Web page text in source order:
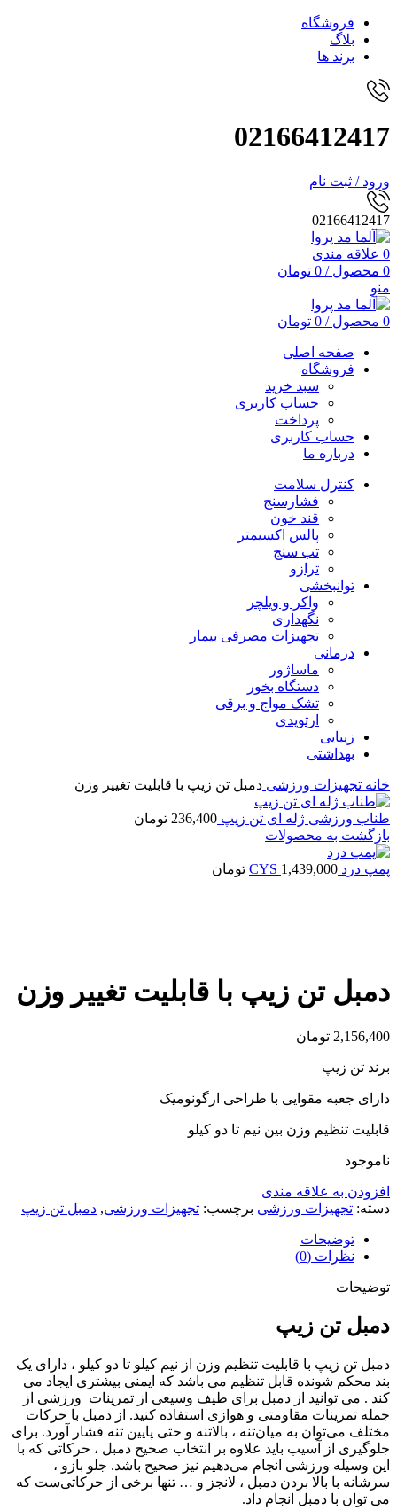
فروشگاه
بلاگ
برند ها
02166412417
ورود / ثبت نام
02166412417
0 علاقه مندی
0 محصول /
0 تومان
منو
0 محصول /
0 تومان
صفحه اصلی
فروشگاه
سبد خرید
حساب کاربری
پرداخت
حساب کاربری
درباره ما
کنترل سلامت
فشارسنج
قند خون
پالس اکسیمتر
تب سنج
ترازو
توانبخشی
واکر و ویلچر
نگهداری
تجهیزات مصرفی بیمار
درمانی
ماساژور
دستگاه بخور
تشک مواج و برقی
ارتوپدی
زیبایی
بهداشتی
خانه تجهیزات ورزشی دمبل تن زیپ با قابلیت تغییر وزن
طناب ورزشی ژله ای تن زیپ 236,400 تومان
بازگشت به محصولات
پمپ درد CYS 1,439,000
تومان
دمبل تن زیپ با قابلیت تغییر وزن
2,156,400 تومان
برند تن زیپ
دارای جعبه مقوایی با طراحی ارگونومیک
قابلیت تنظیم وزن بین نیم تا دو کیلو
ناموجود
افزودن به علاقه مندی
دسته: تجهیزات ورزشی برچسب: تجهیزات ورزشی, دمبل تن زیپ
توضیحات
نظرات (0)
توضیحات
دمبل تن زیپ
دمبل تن زیپ با قابلیت تنظیم وزن از نیم کیلو تا دو کیلو ، دارای یک
بند محکم شونده قابل تنظیم می باشد که ایمنی بیشتری ایجاد می
کند . می توانید از دمبل برای طیف وسیعی از تمرینات ورزشی از
جمله تمرینات مقاومتی و هوازی استفاده کنید. از دمبل با حرکات
مختلف می‌توان به میان‌‌تنه ، بالاتنه و حتی پایین تنه فشار آورد. برای
جلوگیری از آسیب باید علاوه بر انتخاب صحیح دمبل ، حرکاتی که با
این وسیله ورزشی انجام می‌دهیم نیز صحیح باشد. جلو بازو ،
سرشانه با بالا بردن دمبل ، لانجز و … تنها برخی از حرکاتی‌ست که
می توان با دمبل انجام داد.